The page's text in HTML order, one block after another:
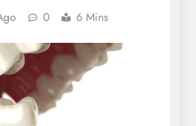
0 6 Mins